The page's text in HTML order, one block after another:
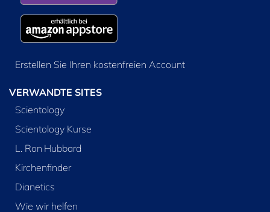
Erstellen Sie Ihren kostenfreien Account
VERWANDTE SITES
Scientology
Scientology Kurse
L. Ron Hubbard
Kirchenfinder
Dianetics
Wie wir helfen